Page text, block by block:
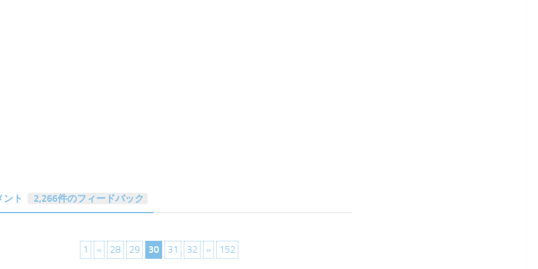
ント 2,266件のフィードバック
1 « 28 29 30 31 32 » 152